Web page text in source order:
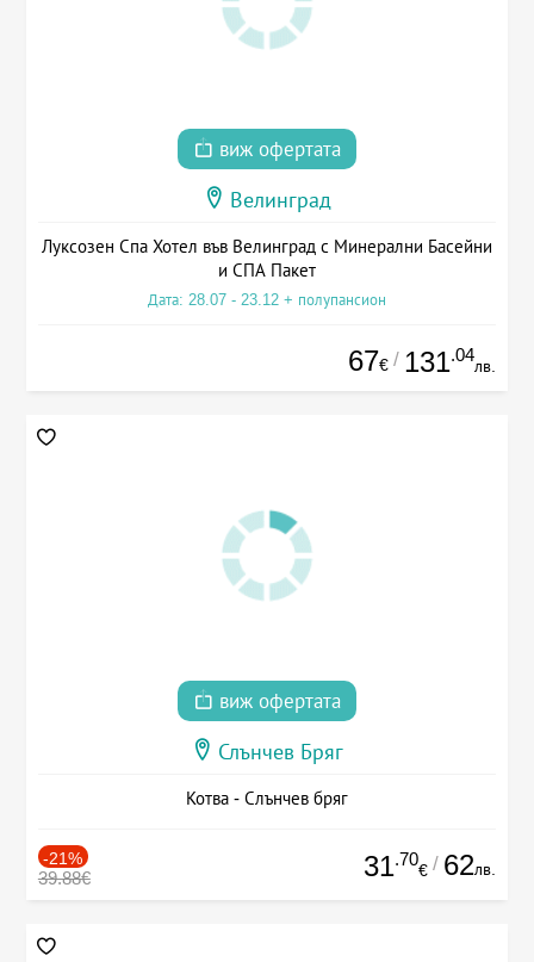
виж офертата
Велинград
Луксозен Спа Хотел във Велинград с Минерални Басейни
и СПА Пакет
Дата: 28.07 - 23.12 + полупансион
67€ / 131.04
лв.
виж офертата
Слънчев Бряг
Котва - Слънчев бряг
-21%
39.88€ 31.70
€ / 62лв.